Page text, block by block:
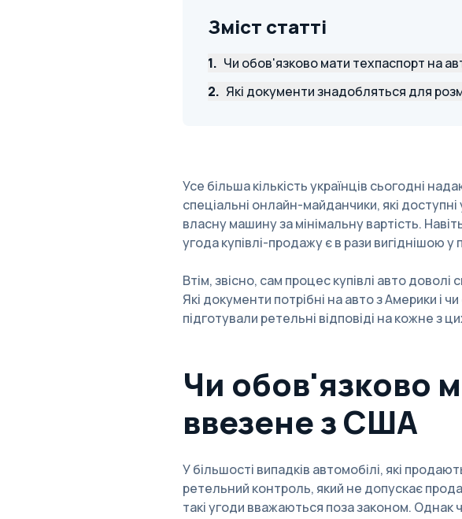
Зміст статті
1. Чи обов'язково мати техпаспорт на
2. Які документи знадобляться для
Усе більша кількість українців сьогодні
спеціальні онлайн-майданчики, які
власну машину за мінімальну вартість.
угода купівлі-продажу є в рази вигіднішою у
Втім, звісно, сам процес купівлі авто
Які документи потрібні наавто з Америки і
підготували ретельні відповіді на кожне з
Чи обов'язково
ввезене з США
У більшості випадків автомобілі, які
ретельний контроль, який не допускає
такі угоди вважаються поза законом.